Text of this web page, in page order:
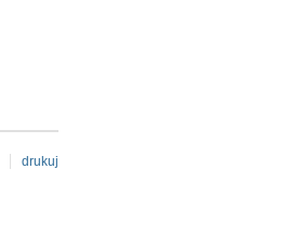
drukuj